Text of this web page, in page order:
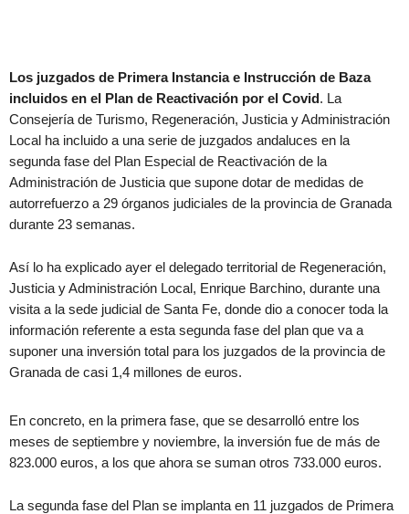
Los juzgados de Primera Instancia e Instrucción de Baza
incluidos en el Plan de Reactivación por el Covid. La
Consejería de Turismo, Regeneración, Justicia y Administración
Local ha incluido a una serie de juzgados andaluces en la
segunda fase del Plan Especial de Reactivación de la
Administración de Justicia que supone dotar de medidas de
autorrefuerzo a 29 órganos judiciales de la provincia de Granada
durante 23 semanas.
Así lo ha explicado ayer el delegado territorial de Regeneración,
Justicia y Administración Local, Enrique Barchino, durante una
visita a la sede judicial de Santa Fe, donde dio a conocer toda la
información referente a esta segunda fase del plan que va a
suponer una inversión total para los juzgados de la provincia de
Granada de casi 1,4 millones de euros.
En concreto, en la primera fase, que se desarrolló entre los
meses de septiembre y noviembre, la inversión fue de más de
823.000 euros, a los que ahora se suman otros 733.000 euros.
La segunda fase del Plan se implanta en 11 juzgados de Primera